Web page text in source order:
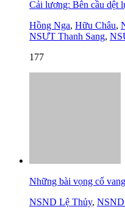
Cải lương: Bên cầu dệt
Hồng Nga, Hữu Châu,
NSƯT Thanh Sang,
177
Những bài vọng cổ
NSND Lệ Thủy,